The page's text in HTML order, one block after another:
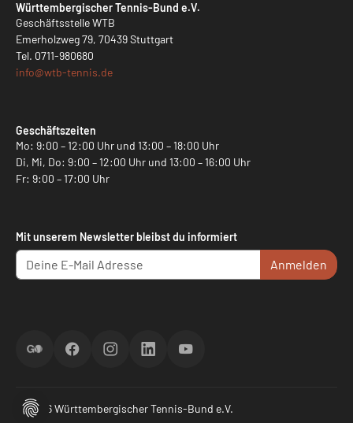
Württembergischer Tennis-Bund e.V.
Geschäftsstelle WTB
Emerholzweg 79, 70439 Stuttgart
Tel. 0711-980680
info@wtb-tennis.de
Geschäftszeiten
Mo: 9:00 – 12:00 Uhr und 13:00 – 18:00 Uhr
Di, Mi, Do: 9:00 – 12:00 Uhr und 13:00 – 16:00 Uhr
Fr: 9:00 – 17:00 Uhr
Mit unserem Newsletter bleibst du informiert
Anmelden
ScoreGOFacebookInstagramLinkedInYouTube
© 2026 Württembergischer Tennis-Bund e.V.